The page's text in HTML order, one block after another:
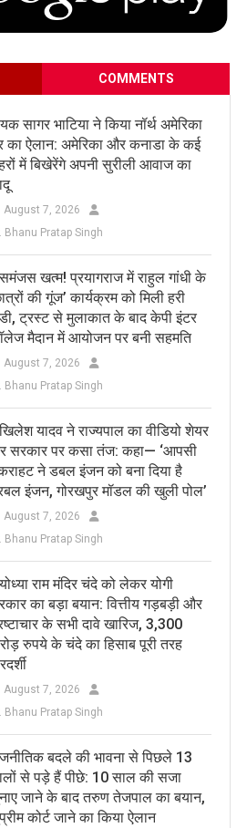
COMMENTS
सागर भाटिया ने किया नॉर्थ अमेरिका
का ऐलान: अमेरिका और कनाडा के कई
में बिखेरेंगे अपनी सुरीली आवाज का
August 7, 2026
Bhanu Pratap Singh
खत्म! प्रयागराज में राहुल गांधी के
की गूंज’ कार्यक्रम को मिली हरी
ट्रस्ट से मुलाकात के बाद केपी इंटर
मैदान में आयोजन पर बनी सहमति
August 7, 2026
Bhanu Pratap Singh
यादव ने राज्यपाल का वीडियो शेयर
सरकार पर कसा तंज: कहा— ‘आपसी
ने डबल इंजन को बना दिया है
इंजन, गोरखपुर मॉडल की खुली पोल’
August 7, 2026
Bhanu Pratap Singh
राम मंदिर चंदे को लेकर योगी
का बड़ा बयान: वित्तीय गड़बड़ी और
के सभी दावे खारिज, 3,300
रुपये के चंदे का हिसाब पूरी तरह
August 7, 2026
Bhanu Pratap Singh
बदले की भावना से पिछले 13
से पड़े हैं पीछे: 10 साल की सजा
जाने के बाद तरुण तेजपाल का बयान,
कोर्ट जाने का किया ऐलान